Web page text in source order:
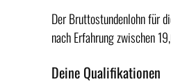
Der Bruttostundenlohn für
nach Erfahrung zwischen
Deine Qualifikationen